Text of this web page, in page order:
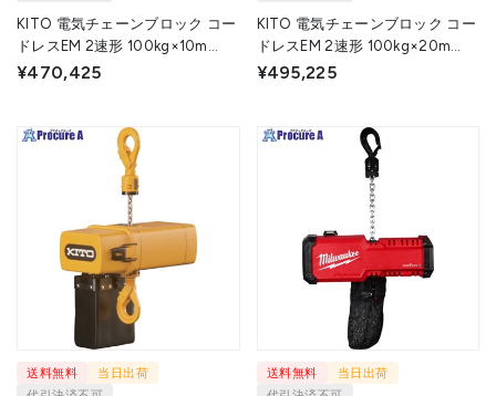
KITO 電気チェーンブロック コー
ドレスEM 2速形 100kg×10m
¥470,425
KITO 電気チェーンブロック コー
ドレスEM 2速形 100kg×20m
¥495,225
送料無料
当日出荷
送料無料
当日出荷